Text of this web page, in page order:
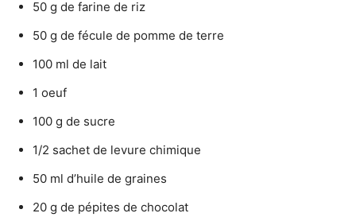
50 g de farine de riz
50 g de fécule de pomme de terre
100 ml de lait
1 oeuf
100 g de sucre
1/2 sachet de levure chimique
50 ml d’huile de graines
20 g de pépites de chocolat